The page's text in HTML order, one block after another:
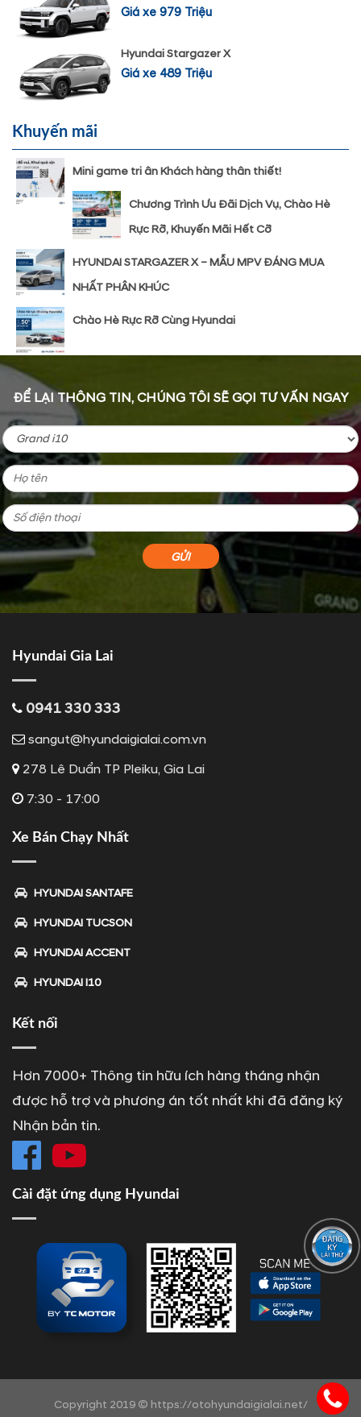
Giá xe 979 Triệu
Hyundai Stargazer X
Giá xe 489 Triệu
Khuyến mãi
Mini game tri ân Khách hàng thân thiết!
Chương Trình Ưu Đãi Dịch Vụ, Chào Hè
Rực Rỡ, Khuyến Mãi Hết Cỡ
HYUNDAI STARGAZER X – MẪU MPV ĐÁNG MUA
NHẤT PHÂN KHÚC
Chào Hè Rực Rỡ Cùng Hyundai
ĐỂ LẠI THÔNG TIN, CHÚNG TÔI SẼ GỌI TƯ VẤN NGAY
Hyundai Gia Lai
0941 330 333
sangut@hyundaigialai.com.vn
278 Lê Duẩn TP Pleiku, Gia Lai
7:30 - 17:00
Xe Bán Chạy Nhất
HYUNDAI SANTAFE
HYUNDAI TUCSON
HYUNDAI ACCENT
HYUNDAI I10
Kết nối
Hơn 7000+ Thông tin hữu ích hàng tháng nhận
được hỗ trợ và phương án tốt nhất khi đã đăng ký
Nhận bản tin.
Cài đặt ứng dụng Hyundai
Copyright 2019 © https://otohyundaigialai.net/